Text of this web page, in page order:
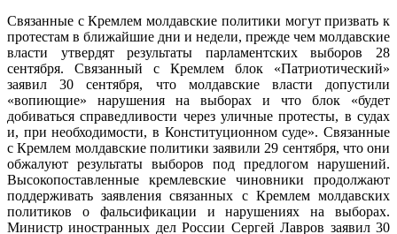
Связанные с Кремлем молдавские политики могут призвать к
протестам в ближайшие дни и недели, прежде чем молдавские
власти утвердят результаты парламентских выборов 28
сентября. Связанный с Кремлем блок «Патриотический»
заявил 30 сентября, что молдавские власти допустили
«вопиющие» нарушения на выборах и что блок «будет
добиваться справедливости через уличные протесты, в судах
и, при необходимости, в Конституционном суде». Связанные
с Кремлем молдавские политики заявили 29 сентября, что они
обжалуют результаты выборов под предлогом нарушений.
Высокопоставленные кремлевские чиновники продолжают
поддерживать заявления связанных с Кремлем молдавских
политиков о фальсификации и нарушениях на выборах.
Министр иностранных дел России Сергей Лавров заявил 30